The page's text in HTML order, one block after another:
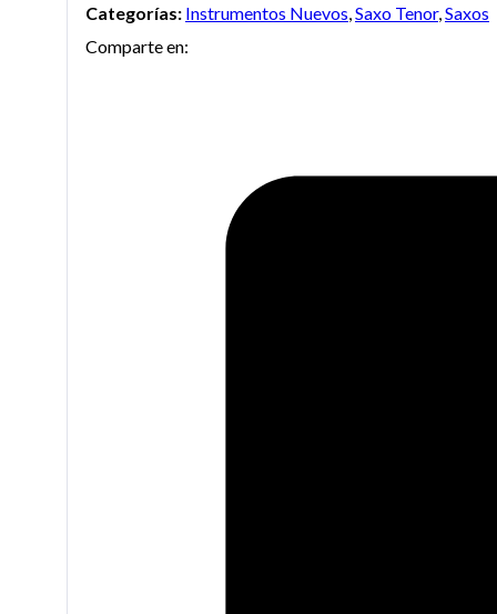
Categorías: Instrumentos Nuevos Saxo Tenor, Saxos
Comparte en: